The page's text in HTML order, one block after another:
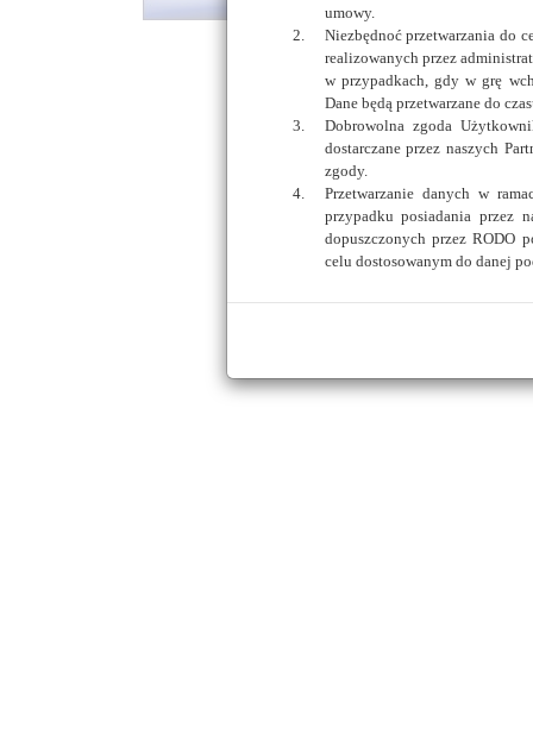
umowy.
Niezbędnoć przetwarzania do
realizowanych przez
w przypadkach, gdy w grę
Dane będą przetwarzane do
Dobrowolna zgoda
dostarczane przez naszych
zgody.
Przetwarzanie danych w
przypadku posiadania przez
dopuszczonych przez RODO
celu dostosowanym do danej